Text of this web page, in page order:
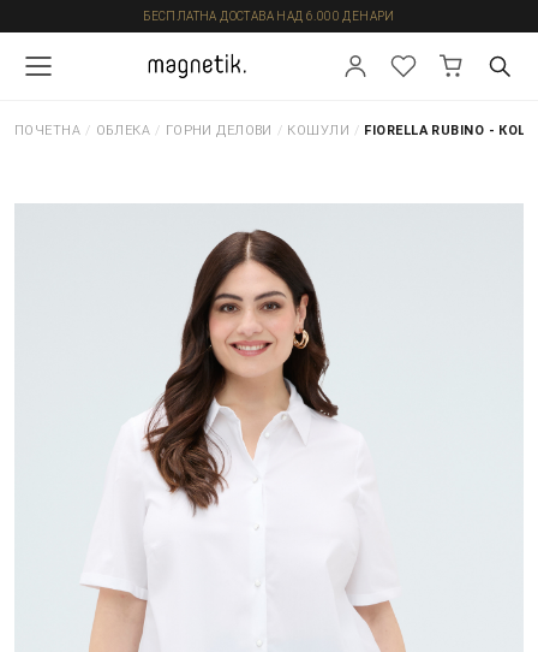
БЕСПЛАТНА ДОСТАВА НАД 6.000 ДЕНАРИ
ПОЧЕТНА / ОБЛЕКА / ГОРНИ ДЕЛОВИ / КОШУЛИ / FIORELLA RUBINO -